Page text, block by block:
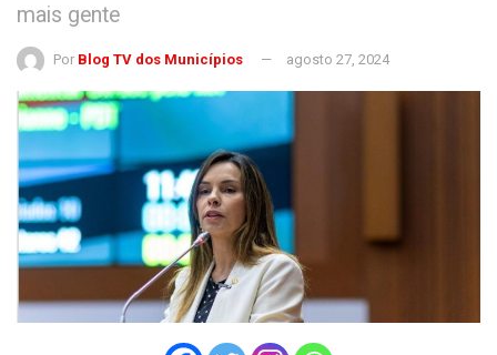
mais gente
Por Blog TV dos Municípios agosto 27, 2024